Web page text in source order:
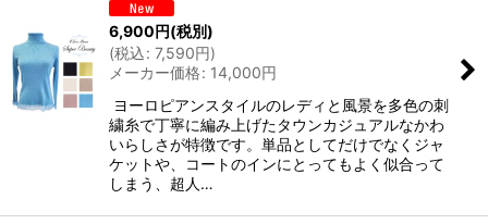
6,900円(税別)
(税込: 7,590円)
メーカー価格: 14,000円
ヨーロピアンスタイルのレディと風景を多色の刺
繍糸で丁寧に編み上げたタウンカジュアルなかわ
いらしさが特徴です。単品としてだけでなくジャ
ケットや、コートのインにとってもよく似合って
しまう、超人…